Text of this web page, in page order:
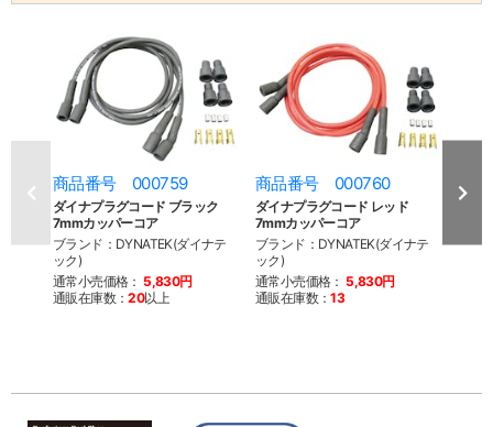
商品番号 000759
ダイナプラグコード ブラック
7mmカッパーコア
ブランド：DYNATEK(ダイナテ
ック)
通常小売価格： 5,830円
通販在庫数：20以上
商品番号 000760
ダイナプラグコード レッド
7mmカッパーコア
ブランド：DYNATEK(ダイナテ
ック)
通常小売価格： 5,830円
通販在庫数：13
商
ブラ